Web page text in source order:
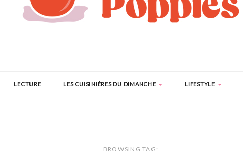
LECTURE LES CUISINIÈRES DU DIMANCHE LIFESTYLE
BROWSING TAG: